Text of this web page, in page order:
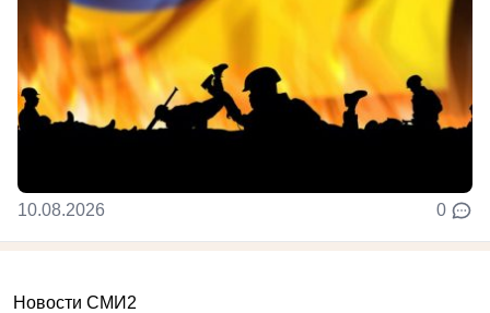
10.08.2026 0
Новости СМИ2